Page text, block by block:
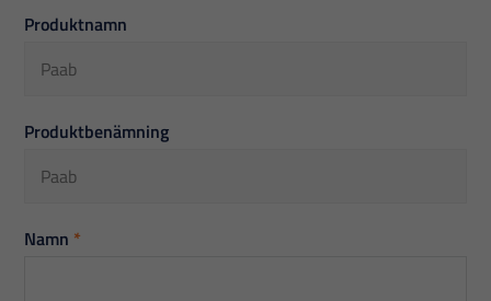
Offertförfrågan
Produktnamn
Produktbenämning
Namn *